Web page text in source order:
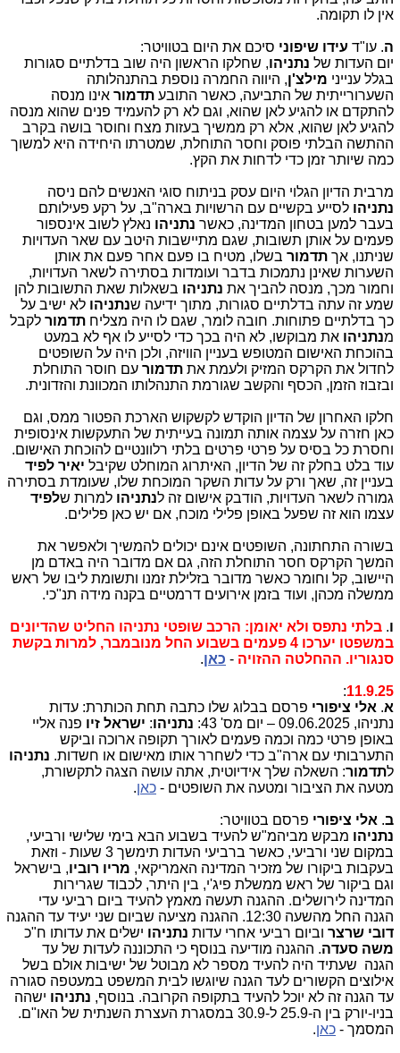
אין לו תקומה.
ה. עו"ד עידו שיפוני סיכם את היום בטוויטר:
יום העדות של נתניהו, שחלקו הראשון היה שוב בדלתיים סגורות
בגלל ענייני מילצ'ן, היווה החמרה נוספת בהתנהלותה
השערורייתית של התביעה, כאשר התובע תדמור אינו מנסה
להתקדם או להגיע לאן שהוא, וגם לא רק להעמיד פנים שהוא מנסה
להגיע לאן שהוא, אלא רק ממשיך בעזות מצח וחוסר בושה בקרב
ההתשה הבלתי פוסק וחסר התוחלת, שמטרתו היחידה היא למשוך
כמה שיותר זמן כדי לדחות את הקץ.
מרבית הדיון הגלוי היום עסק בניתוח סוגי האנשים להם ניסה
נתניהו לסייע בקשיים עם הרשויות בארה"ב, על רקע פעילותם
בעבר למען בטחון המדינה, כאשר נתניהו נאלץ לשוב אינספור
פעמים על אותן תשובות, שגם מתיישבות היטב עם שאר העדויות
שניתנו, אך תדמור בשלו, מטיח בו פעם אחר פעם את אותן
השערות שאינן נתמכות בדבר ועומדות בסתירה לשאר העדויות,
וחמור מכך, מנסה להביך את נתניהו בשאלות שאת התשובות להן
שמע זה עתה בדלתיים סגורות, מתוך ידיעה שנתניהו לא ישיב על
כך בדלתיים פתוחות. חובה לומר, שגם לו היה מצליח תדמור לקבל
מנתניהו את מבוקשו, לא היה בכך כדי לסייע לו אף לא במעט
בהוכחת האישום המטופש בעניין הוויזה, ולכן היה על השופטים
לחדול את הקרקס המזיק ולעמת את תדמור עם חוסר התוחלת
ובזבוז הזמן, הכסף והקשב שגורמת התנהלותו המכוונת והזדונית.
חלקו האחרון של הדיון הוקדש לקשקוש הארכת הפטור ממס, וגם
כאן חזרה על עצמה אותה תמונה בעייתית של התעקשות אינסופית
וחסרת כל בסיס על פרטי פרטים בלתי רלוונטיים להוכחת האישום.
עוד בלט בחלק זה של הדיון, האיתרוג המוחלט שקיבל יאיר לפיד
בעניין זה, שאך ורק על עדות השקר המוכחת שלו, שעומדת בסתירה
גמורה לשאר העדויות, הודבק אישום זה לנתניהו למרות שלפיד
עצמו הוא זה שפעל באופן פלילי מוכח, אם יש כאן פלילים.
בשורה התחתונה, השופטים אינם יכולים להמשיך ולאפשר את
המשך הקרקס חסר התוחלת הזה, גם אם מדובר היה באדם מן
היישוב, קל וחומר כאשר מדובר בזלילת זמנו ותשומת ליבו של ראש
ממשלה מכהן, ועוד בזמן אירועים דרמטיים בקנה מידה תנ"כי.
ו. בלתי נתפס ולא יאומן: הרכב שופטי נתניהו החליט שהדיונים
במשפטו יערכו 4 פעמים בשבוע החל מנובמבר, למרות בקשת
סנגוריו. ההחלטה ההזויה - כאן.
11.9.25
:
א. אלי ציפורי פרסם בבלוג שלו כתבה תחת הכותרת: עדות
נתניהו, 09.06.2025 – יום מס' 43:
נתניהו: ישראל זיו פנה אליי
באופן פרטי כמה וכמה פעמים לאורך תקופה ארוכה וביקש
התערבותי עם ארה"ב כדי לשחרר אותו מאישום או חשדות. נתניהו
לתדמור: השאלה שלך אידיוטית, אתה עושה הצגה לתקשורת,
מטעה את הציבור ומטעה את השופטים - כאן.
ב. אלי ציפורי פרסם בטוויטר:
נתניהו מבקש מביהמ"ש להעיד בשבוע הבא בימי שלישי ורביעי,
במקום שני ורביעי, כאשר ברביעי העדות תימשך 3 שעות - וזאת
בעקבות ביקורו של מזכיר המדינה האמריקאי, מריו רוביו, בישראל
וגם ביקור של ראש ממשלת פיג'י, בין היתר, לכבוד שגרירות
המדינה לירושלים. ההגנה תעשה מאמץ להעיד ביום רביעי עדי
הגנה החל מהשעה 12:30. ההגנה מציעה שביום שני יעיד עד ההגנה
דובי שרצר וביום רביעי אחרי עדות נתניהו ישלים את עדותו ח"כ
משה סעדה. ההגנה מודיעה בנוסף כי התכוננה לעדות של עד
הגנה שעתיד היה להעיד מספר לא מבוטל של ישיבות אולם בשל
אילוצים הקשורים לעד הגנה שיוגשו לבית המשפט במעטפה סגורה
עד הגנה זה לא יוכל להעיד בתקופה הקרובה. בנוסף, נתניהו ישהה
בניו-יורק בין ה-25.9 ל-30.9 במסגרת העצרת השנתית של האו"ם.
המסמך - כאן.